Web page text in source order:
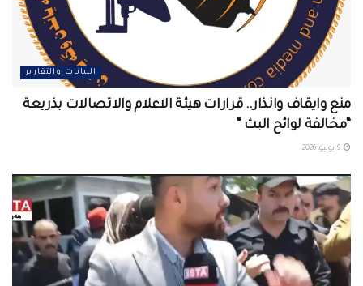
البيانات والتقارير
منع وايقاف وانذار.. قرارات هيئة الاعلام والاتصالات بذريعة
“مخالفة لوائح البث “